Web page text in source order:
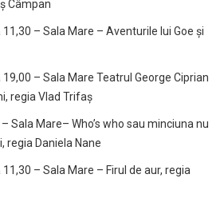
Câmpan
– Sala Mare – Aventurile lui Goe și
– Sala Mare Teatrul George Ciprian
regia Vlad Trifaș
Sala Mare– Who’s who sau minciuna nu
regia Daniela Nane
– Sala Mare – Firul de aur, regia